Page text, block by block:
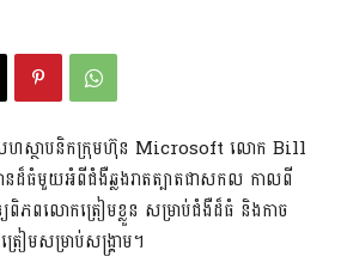
ាសហស្ថាបនិកក្រុមហ៊ុន Microsoft លោក Bill
មានដ៏ធំមួយអំពីជំងឺឆ្លងរាតត្បាតជាសកល កាលពី
ពិភពលោកត្រៀមខ្លួន សម្រាប់ជំងឺដ៏ធំ និងកាច
ៀមសម្រាប់សង្គ្រាម។